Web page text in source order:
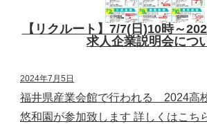
【リクルート】7/7(日)10時～
求人企業説明会につ
2024年7月5日
福井県産業会館で行われる 2024高
悠和園が参加致します 詳しくはこち